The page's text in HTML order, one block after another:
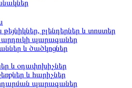
բլենդերներ և տոստեր
արդուկի պարագաներ
և ծածկոցներ
և օդափոխիչներ
և հարիչներ
պարագաներ